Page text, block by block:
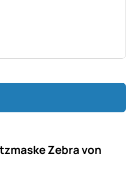
Zebra von